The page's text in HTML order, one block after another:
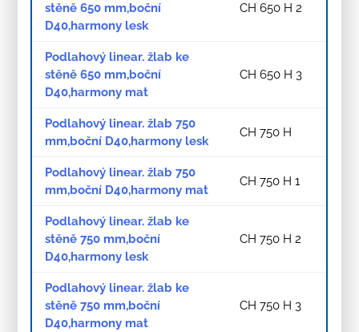
stěně 650 mm,boční
D40,harmony lesk
CH 650 H 2
Podlahový linear. žlab ke
stěně 650 mm,boční
D40,harmony mat
CH 650 H 3
Podlahový linear. žlab 750
mm,boční D40,harmony lesk
CH 750 H
Podlahový linear. žlab 750
mm,boční D40,harmony mat
CH 750 H 1
Podlahový linear. žlab ke
stěně 750 mm,boční
D40,harmony lesk
CH 750 H 2
Podlahový linear. žlab ke
stěně 750 mm,boční
D40,harmony mat
CH 750 H 3